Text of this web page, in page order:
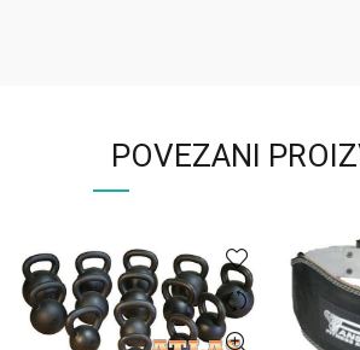
POVEZANI